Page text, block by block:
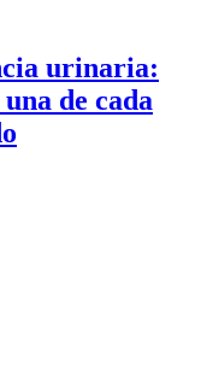
urinaria:
de cada